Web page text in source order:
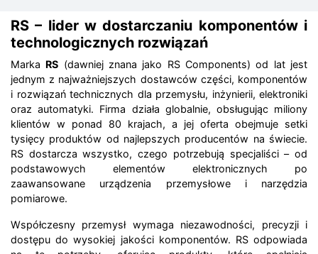
RS – lider w dostarczaniu komponentów i
technologicznych rozwiązań
Marka RS (dawniej znana jako RS Components) od lat jest
jednym z najważniejszych dostawców części, komponentów
i rozwiązań technicznych dla przemysłu, inżynierii, elektroniki
oraz automatyki. Firma działa globalnie, obsługując miliony
klientów w ponad 80 krajach, a jej oferta obejmuje setki
tysięcy produktów od najlepszych producentów na świecie.
RS dostarcza wszystko, czego potrzebują specjaliści – od
podstawowych elementów elektronicznych po
zaawansowane urządzenia przemysłowe i narzędzia
pomiarowe.
Współczesny przemysł wymaga niezawodności, precyzji i
dostępu do wysokiej jakości komponentów. RS odpowiada